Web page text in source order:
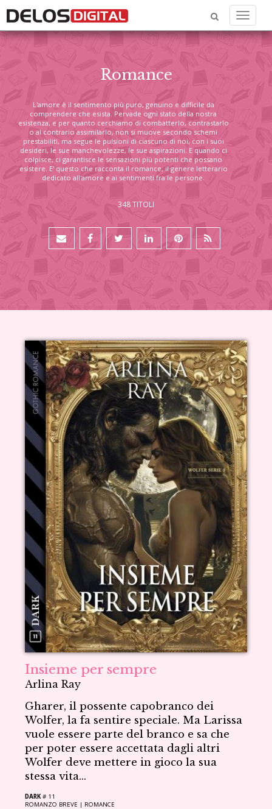
Menu
Romance
L'amore è il sentimento più puro, genuino e difficile da
comprendere che esista. Pervade ogni stato della nostra
esistenza, e per quanto cerchiamo di combatterlo, contrastarlo
o al contrario assimilarlo, non si muove secondo schemi
prestabiliti, ma segue le pulsioni di ciascuno di noi, con i suoi
desideri, le sue manchevolezze, le sue aspirazioni. E quando ci
colpisce, ci garantisce le sensazioni più potenti che possano
esistere. E' questo che racconta il romance, il genere letterario
dedicato all'amore e ai sentimenti fra le persone.
348 TITOLI
Insieme per sempre
Arlina Ray
Gharer, il possente capobranco dei
Wolfer, la fa sentire speciale. Ma Larissa
vuole essere parte del branco e sa che
per poter essere accettata dagli altri
Wolfer deve mettere in gioco la sua
stessa vita...
DARK # 11
ROMANZO BREVE | ROMANCE